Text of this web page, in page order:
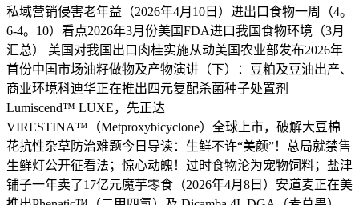
私域营销侵害老年益（2026年4月10日）进出口食物一周（4。
6-4。10）看点2026年3月份美国FDA进口我国食物环境（3月
汇总） 美国对我国出口肉桂实施从动美国农业部发布2026年
首份中国市场油籽做物及产物演讲（下）：豆粕及豆油出产、
商业环境科迪华正在推出四元复配杀菌种子处置剂
Lumiscend™ LUXE，先正达
VIRESTINA™（Metproxybicyclone）全球上市，破解大豆棉
花抗性杂草防治难题今日导读：生鲜不许“美颜”！总局就禁售
生鲜灯公开征看法；惊心动魄！过时食物沦为宠物饲料；盐津
铺子一年卖了17亿元魔芋零食（2026年4月8日）安道麦正在美